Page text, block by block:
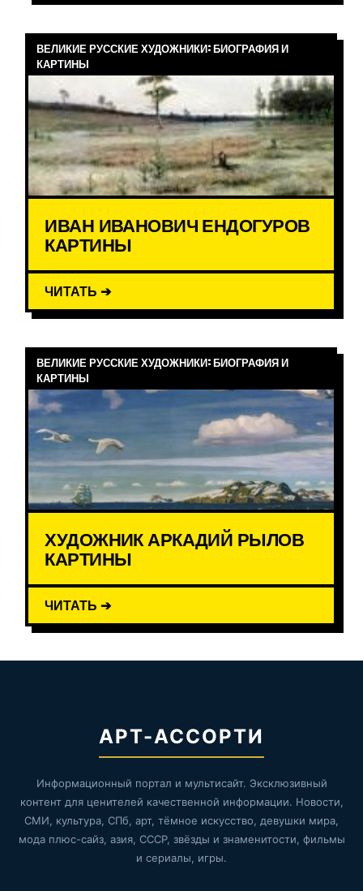
ВЕЛИКИЕ РУССКИЕ ХУДОЖНИКИ: БИОГРАФИЯ И
КАРТИНЫ
ИВАН ИВАНОВИЧ ЕНДОГУРОВ
КАРТИНЫ
ЧИТАТЬ ➔
ВЕЛИКИЕ РУССКИЕ ХУДОЖНИКИ: БИОГРАФИЯ И
КАРТИНЫ
ХУДОЖНИК АРКАДИЙ РЫЛОВ
КАРТИНЫ
ЧИТАТЬ ➔
АРТ-АССОРТИ
Информационный портал и мультисайт. Эксклюзивный
контент для ценителей качественной информации. Новости,
СМИ, культура, СПб, арт, тёмное искусство, девушки мира,
мода плюс-сайз, азия, СССР, звёзды и знаменитости, фильмы
и сериалы, игры.